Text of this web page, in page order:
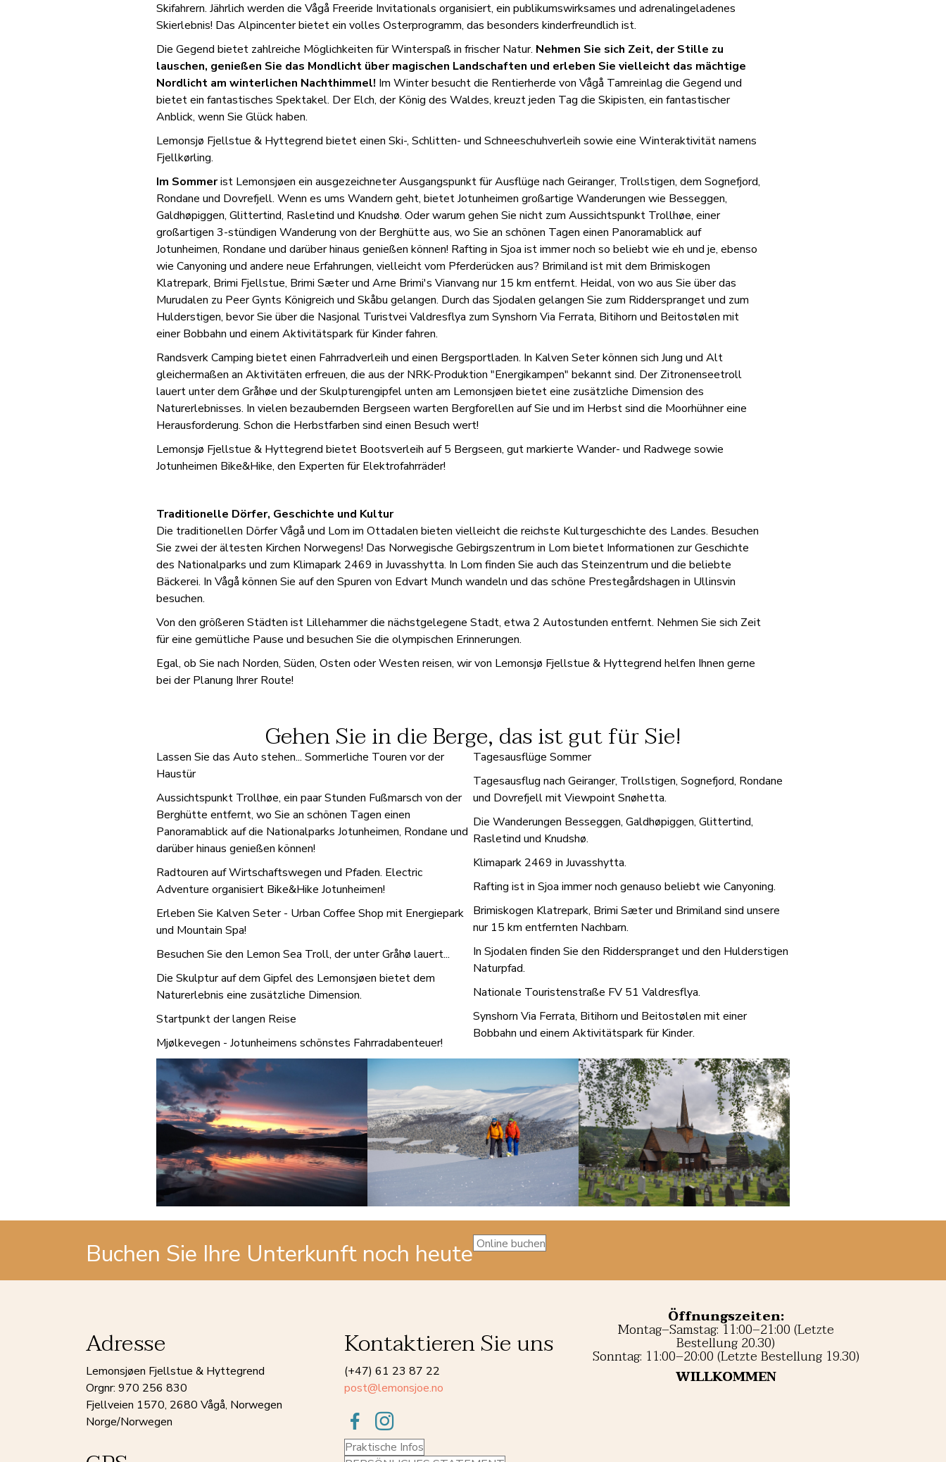
Skifahrern. Jährlich werden die Vågå Freeride Invitationals organisiert, ein publikumswirksames und adrenalingeladenes
Skierlebnis! Das Alpincenter bietet ein volles Osterprogramm, das besonders kinderfreundlich ist.
Die Gegend bietet zahlreiche Möglichkeiten für Winterspaß in frischer Natur. Nehmen Sie sich Zeit, der Stille zu
lauschen, genießen Sie das Mondlicht über magischen Landschaften und erleben Sie vielleicht das mächtige
Nordlicht am winterlichen Nachthimmel! Im Winter besucht die Rentierherde von Vågå Tamreinlag die Gegend und
bietet ein fantastisches Spektakel. Der Elch, der König des Waldes, kreuzt jeden Tag die Skipisten, ein fantastischer
Anblick, wenn Sie Glück haben.
Lemonsjø Fjellstue & Hyttegrend bietet einen Ski-, Schlitten- und Schneeschuhverleih sowie eine Winteraktivität namens
Fjellkørling.
Im Sommerist Lemonsjøen ein ausgezeichneter Ausgangspunkt für Ausflüge nach Geiranger, Trollstigen, dem Sognefjord,
Rondane und Dovrefjell. Wenn es ums Wandern geht, bietet Jotunheimen großartige Wanderungen wie Besseggen,
Galdhøpiggen, Glittertind, Rasletind und Knudshø. Oder warum gehen Sie nicht zum Aussichtspunkt Trollhøe, einer
großartigen 3-stündigen Wanderung von der Berghütte aus, wo Sie an schönen Tagen einen Panoramablick auf
Jotunheimen, Rondane und darüber hinaus genießen können! Rafting in Sjoa ist immer noch so beliebt wie eh und je, ebenso
wie Canyoning und andere neue Erfahrungen, vielleicht vom Pferderücken aus? Brimiland ist mit dem Brimiskogen
Klatrepark, Brimi Fjellstue, Brimi Sæter und Arne Brimi's Vianvang nur 15 km entfernt. Heidal, von wo aus Sie über das
Murudalen zu Peer Gynts Königreich und Skåbu gelangen. Durch das Sjodalen gelangen Sie zum Ridderspranget und zum
Hulderstigen, bevor Sie über die Nasjonal Turistvei Valdresflya zum Synshorn Via Ferrata, Bitihorn und Beitostølen mit
einer Bobbahn und einem Aktivitätspark für Kinder fahren.
Randsverk Camping bietet einen Fahrradverleih und einen Bergsportladen. In Kalven Seter können sich Jung und Alt
gleichermaßen an Aktivitäten erfreuen, die aus der NRK-Produktion "Energikampen" bekannt sind. Der Zitronenseetroll
lauert unter dem Gråhøe und der Skulpturengipfel unten am Lemonsjøen bietet eine zusätzliche Dimension des
Naturerlebnisses. In vielen bezaubernden Bergseen warten Bergforellen auf Sie und im Herbst sind die Moorhühner eine
Herausforderung. Schon die Herbstfarben sind einen Besuch wert!
Lemonsjø Fjellstue & Hyttegrend bietet Bootsverleih auf 5 Bergseen, gut markierte Wander- und Radwege sowie
Jotunheimen Bike&Hike, den Experten für Elektrofahrräder!
Traditionelle Dörfer, Geschichte und Kultur
Die traditionellen Dörfer Vågå und Lom im Ottadalen bieten vielleicht die reichste Kulturgeschichte des Landes. Besuchen
Sie zwei der ältesten Kirchen Norwegens! Das Norwegische Gebirgszentrum in Lom bietet Informationen zur Geschichte
des Nationalparks und zum Klimapark 2469 in Juvasshytta. In Lom finden Sie auch das Steinzentrum und die beliebte
Bäckerei. In Vågå können Sie auf den Spuren von Edvart Munch wandeln und das schöne Prestegårdshagen in Ullinsvin
besuchen.
Von den größeren Städten ist Lillehammer die nächstgelegene Stadt, etwa 2 Autostunden entfernt. Nehmen Sie sich Zeit
für eine gemütliche Pause und besuchen Sie die olympischen Erinnerungen.
Egal, ob Sie nach Norden, Süden, Osten oder Westen reisen, wir von Lemonsjø Fjellstue & Hyttegrend helfen Ihnen gerne
bei der Planung Ihrer Route!
Gehen Sie in die Berge, das ist gut für Sie!
Lassen Sie das Auto stehen... Sommerliche Touren vor der
Haustür
Aussichtspunkt Trollhøe, ein paar Stunden Fußmarsch von der
Berghütte entfernt, wo Sie an schönen Tagen einen
Panoramablick auf die Nationalparks Jotunheimen, Rondane und
darüber hinaus genießen können!
Radtouren auf Wirtschaftswegen und Pfaden. Electric
Adventure organisiert Bike&Hike Jotunheimen!
Erleben Sie Kalven Seter - Urban Coffee Shop mit Energiepark
und Mountain Spa!
Besuchen Sie den Lemon Sea Troll, der unter Gråhø lauert...
Die Skulptur auf dem Gipfel des Lemonsjøen bietet dem
Naturerlebnis eine zusätzliche Dimension.
Startpunkt der langen Reise
Mjølkevegen - Jotunheimens schönstes Fahrradabenteuer!
Tagesausflüge Sommer
Tagesausflug nach Geiranger, Trollstigen, Sognefjord, Rondane
und Dovrefjell mit Viewpoint Snøhetta.
Die Wanderungen Besseggen, Galdhøpiggen, Glittertind,
Rasletind und Knudshø.
Klimapark 2469 in Juvasshytta.
Rafting ist in Sjoa immer noch genauso beliebt wie Canyoning.
Brimiskogen Klatrepark, Brimi Sæter und Brimiland sind unsere
nur 15 km entfernten Nachbarn.
In Sjodalen finden Sie den Ridderspranget und den Hulderstigen
Naturpfad.
Nationale Touristenstraße FV 51 Valdresflya.
Synshorn Via Ferrata, Bitihorn und Beitostølen mit einer
Bobbahn und einem Aktivitätspark für Kinder.
Buchen Sie Ihre Unterkunft noch heute Online buchen
Adresse
Lemonsjøen Fjellstue & Hyttegrend
Orgnr: 970 256 830
Fjellveien 1570, 2680 Vågå, Norwegen
Norge/Norwegen
Kontaktieren Sie uns
(+47) 61 23 87 22
post@lemonsjoe.no
Praktische Infos
Öffnungszeiten:
Montag–Samstag: 11:00–21:00 (Letzte
Bestellung 20.30)
Sonntag: 11:00–20:00 (Letzte Bestellung 19.30)
WILLKOMMEN